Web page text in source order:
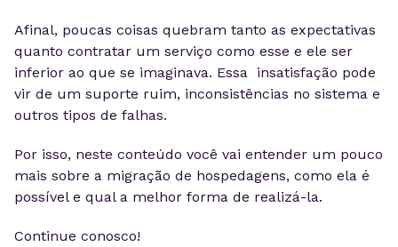
Afinal, poucas coisas quebram tanto as expectativas
quanto contratar um serviço como esse e ele ser
inferior ao que se imaginava. Essa insatisfação pode
vir de um suporte ruim, inconsistências no sistema e
outros tipos de falhas.
Por isso, neste conteúdo você vai entender um pouco
mais sobre a migração de hospedagens, como ela é
possível e qual a melhor forma de realizá-la.
Continue conosco!